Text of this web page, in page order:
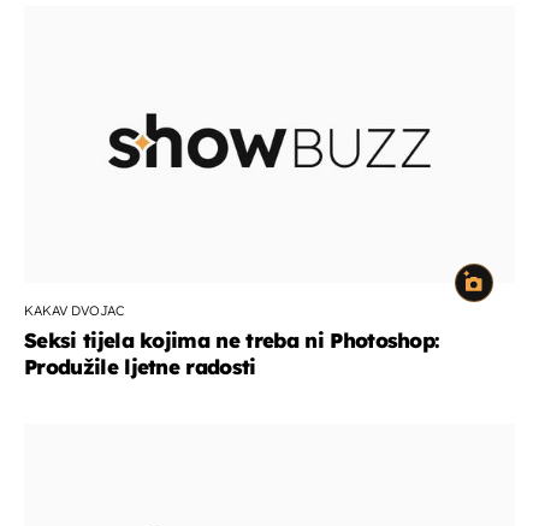
KAKAV DVOJAC
Seksi tijela kojima ne treba ni Photoshop:
Produžile ljetne radosti